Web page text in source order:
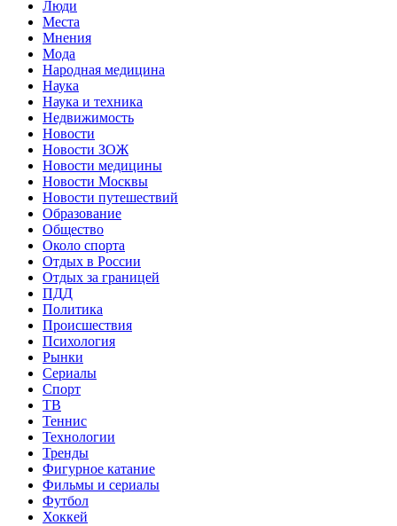
Люди
Места
Мнения
Мода
Народная медицина
Наука
Наука и техника
Недвижимость
Новости
Новости ЗОЖ
Новости медицины
Новости Москвы
Новости путешествий
Образование
Общество
Около спорта
Отдых в России
Отдых за границей
ПДД
Политика
Происшествия
Психология
Рынки
Сериалы
Спорт
ТВ
Теннис
Технологии
Тренды
Фигурное катание
Фильмы и сериалы
Футбол
Хоккей